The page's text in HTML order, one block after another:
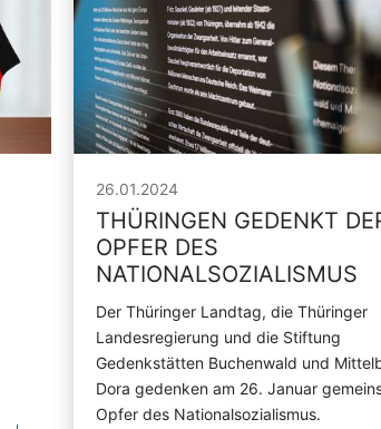
26.01.2024
THÜRINGEN GEDENKT
OPFER DES
NATIONALSOZIALISMUS
Der Thüringer Landtag, die Thüringer
Landesregierung und die Stiftung
Gedenkstätten Buchenwald und
Dora gedenken am 26. Januar
Opfer des Nationalsozialismus.